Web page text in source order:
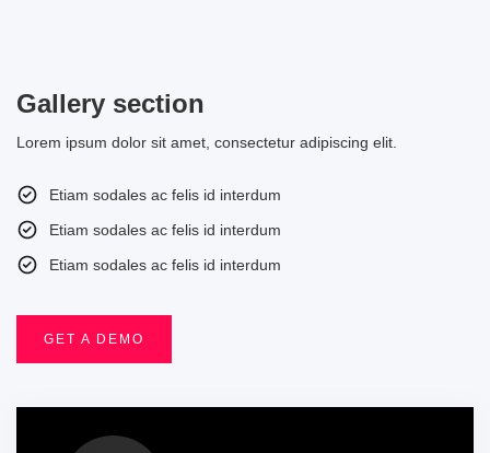
Gallery section
Lorem ipsum dolor sit amet, consectetur adipiscing elit.
Etiam sodales ac felis id interdum
Etiam sodales ac felis id interdum
Etiam sodales ac felis id interdum
GET A DEMO